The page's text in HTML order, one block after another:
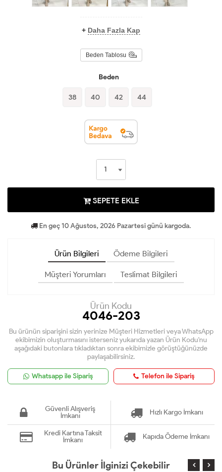
+ Daha Fazla Kap
Beden Tablosu
Beden
38 40 42 44
SEPETE EKLE
En geç 10 Ağustos, 2026 Pazartesi günü kargoda.
Ürün Bilgileri Ödeme Bilgileri
Müşteri Yorumları Teslimat Bilgileri
Ürün Kodu
4046-203
Bu ürünün siparişini sizin yerinize Müşteri Hizmetleri veya WhatsApp
ekibimizin oluşturmasını isterseniz yukarıda yazan Ürün Kodu'nu
aşağıdaki butonlara tıkladıktan sonra ekibimizle görüştüğünüzde
paylaşabilirsiniz.
Whatsapp ile Sipariş Telefon ile Sipariş
Güvenli Alışveriş
İmkanı
Hızlı Kargo İmkanı
Kredi Kartına Taksit
İmkanı
Kapıda Ödeme İmkanı
Bu Ürünler İlginizi Çekebilir